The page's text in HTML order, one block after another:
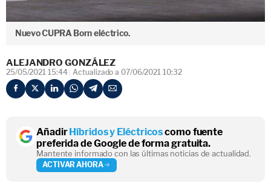
Nuevo CUPRA Born eléctrico.
ALEJANDRO GONZÁLEZ
25/05/2021 15:44 Actualizado a 07/06/2021 10:32
AñadirHíbridos y Eléctricoscomo fuente
preferida de Google de forma gratuita.
Mantente informado con las últimas noticias de actualidad.
ACTIVAR AHORA